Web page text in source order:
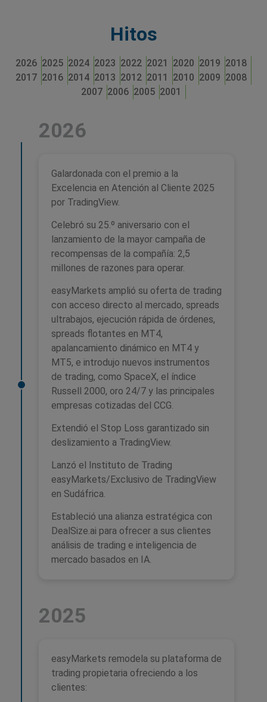
Hitos
2026 2025 2024 2023 2022 2021 2020 2019 2018
2017 2016 2014 2013 2012 2011 2010 2009 2008
2007 2006 2005 2001
Galardonada con el premio a la
Excelencia en Atención al Cliente 2025
por TradingView.
Celebró su 25.º aniversario con el
lanzamiento de la mayor campaña de
recompensas de la compañía: 2,5
millones de razones para operar.
easyMarkets amplió su oferta de trading
con acceso directo al mercado, spreads
ultrabajos, ejecución rápida de órdenes,
spreads flotantes en MT4,
apalancamiento dinámico en MT4 y
MT5, e introdujo nuevos instrumentos
de trading, como SpaceX, el índice
Russell 2000, oro 24/7 y las principales
empresas cotizadas del CCG.
Extendió el Stop Loss garantizado sin
deslizamiento a TradingView.
Lanzó el Instituto de Trading
easyMarkets/Exclusivo de TradingView
en Sudáfrica.
Estableció una alianza estratégica con
DealSize.ai para ofrecer a sus clientes
análisis de trading e inteligencia de
mercado basados en IA.
2026
easyMarkets remodela su plataforma de
trading propietaria ofreciendo a los
clientes:
2025